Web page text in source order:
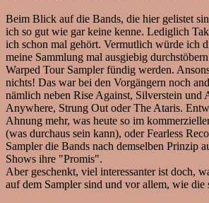
Beim Blick auf die Bands, die hier gelistet
ich so gut wie gar keine kenne. Lediglich
ich schon mal gehört. Vermutlich würde ich
meine Sammlung mal ausgiebig
Warped Tour Sampler fündig werden.
nichts! Das war bei den Vorgängern noch
nämlich neben Rise Against, Silverstein und
Anywhere, Strung Out oder The Ataris.
Ahnung mehr, was heute so im
(was durchaus sein kann), oder Fearless
Sampler die Bands nach demselben Prinzip
Shows ihre "Promis".
Aber geschenkt, viel interessanter ist doch,
auf dem Sampler sind und vor allem, wie die